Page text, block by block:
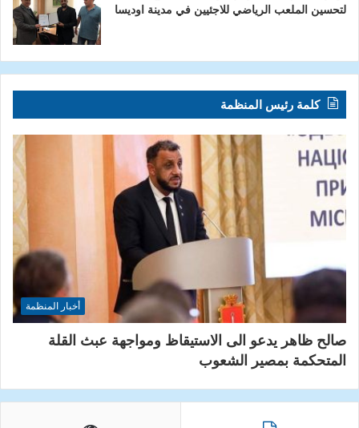
لتحسين الملعب الرياضي للاجئيين في مدينة اوديسا
كلمة رئيس المنظمة
أخبار المنظمة
صالح ظاهر يدعو الى الاستيقاظ ومواجهة عبث القلة
المتحكمة بمصير الشعوب